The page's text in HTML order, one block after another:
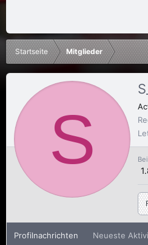
Startseite Mitglieder
S
Profilnachrichten Neueste